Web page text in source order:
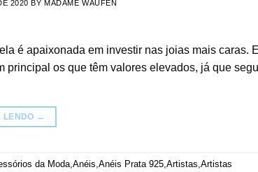
2020 BYMADAME WAUFEN
é apaixonada em investir nas joias mais caras.
principal os que têm valores elevados, já que
LENDO →
da Moda,Anéis,Anéis Prata 925,Artistas,Artistas